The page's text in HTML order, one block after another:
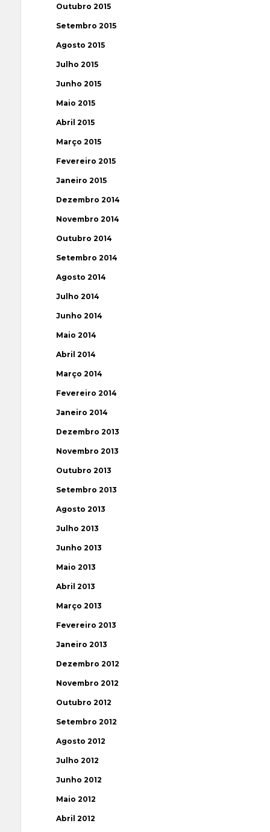
Outubro 2015
Setembro 2015
Agosto 2015
Julho 2015
Junho 2015
Maio 2015
Abril 2015
Março 2015
Fevereiro 2015
Janeiro 2015
Dezembro 2014
Novembro 2014
Outubro 2014
Setembro 2014
Agosto 2014
Julho 2014
Junho 2014
Maio 2014
Abril 2014
Março 2014
Fevereiro 2014
Janeiro 2014
Dezembro 2013
Novembro 2013
Outubro 2013
Setembro 2013
Agosto 2013
Julho 2013
Junho 2013
Maio 2013
Abril 2013
Março 2013
Fevereiro 2013
Janeiro 2013
Dezembro 2012
Novembro 2012
Outubro 2012
Setembro 2012
Agosto 2012
Julho 2012
Junho 2012
Maio 2012
Abril 2012